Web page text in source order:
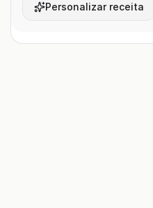
Personalizar receita